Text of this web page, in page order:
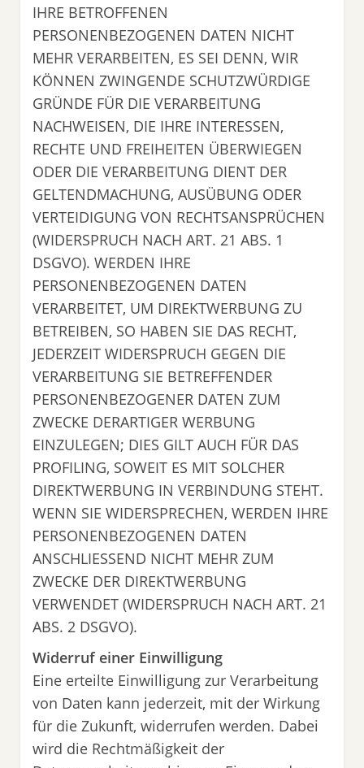
IHRE BETROFFENEN
PERSONENBEZOGENEN DATEN NICHT
MEHR VERARBEITEN, ES SEI DENN, WIR
KÖNNEN ZWINGENDE SCHUTZWÜRDIGE
GRÜNDE FÜR DIE VERARBEITUNG
NACHWEISEN, DIE IHRE INTERESSEN,
RECHTE UND FREIHEITEN ÜBERWIEGEN
ODER DIE VERARBEITUNG DIENT DER
GELTENDMACHUNG, AUSÜBUNG ODER
VERTEIDIGUNG VON RECHTSANSPRÜCHEN
(WIDERSPRUCH NACH ART. 21 ABS. 1
DSGVO). WERDEN IHRE
PERSONENBEZOGENEN DATEN
VERARBEITET, UM DIREKTWERBUNG ZU
BETREIBEN, SO HABEN SIE DAS RECHT,
JEDERZEIT WIDERSPRUCH GEGEN DIE
VERARBEITUNG SIE BETREFFENDER
PERSONENBEZOGENER DATEN ZUM
ZWECKE DERARTIGER WERBUNG
EINZULEGEN; DIES GILT AUCH FÜR DAS
PROFILING, SOWEIT ES MIT SOLCHER
DIREKTWERBUNG IN VERBINDUNG STEHT.
WENN SIE WIDERSPRECHEN, WERDEN IHRE
PERSONENBEZOGENEN DATEN
ANSCHLIESSEND NICHT MEHR ZUM
ZWECKE DER DIREKTWERBUNG
VERWENDET (WIDERSPRUCH NACH ART. 21
ABS. 2 DSGVO).
Widerruf einer Einwilligung
Eine erteilte Einwilligung zur Verarbeitung
von Daten kann jederzeit, mit der Wirkung
für die Zukunft, widerrufen werden. Dabei
wird die Rechtmäßigkeit der